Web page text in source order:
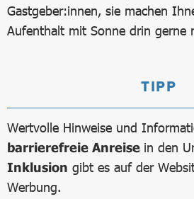
Gastgeber:innen, sie machen
Aufenthalt mit Sonne drin gerne
TIPP
Wertvolle Hinweise und
barrierefreie Anreise in den
Inklusion gibt es auf der
Werbung.